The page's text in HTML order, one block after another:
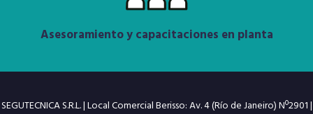
Asesoramiento y capacitaciones en planta
SEGUTECNICA S.R.L. | Local Comercial Berisso: Av. 4 (Río de Janeiro) Nº2901 |